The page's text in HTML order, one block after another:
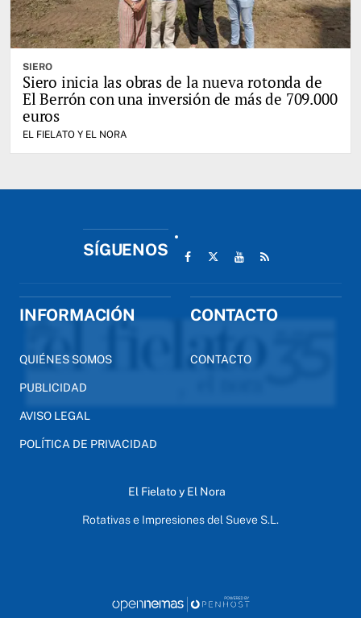
SIERO
Siero inicia las obras de la nueva rotonda de
El Berrón con una inversión de más de 709.000
euros
EL FIELATO Y EL NORA
SÍGUENOS
INFORMACIÓN
QUIÉNES SOMOS
PUBLICIDAD
AVISO LEGAL
POLÍTICA DE PRIVACIDAD
CONTACTO
CONTACTO
El Fielato y El Nora
Rotativas e Impresiones del Sueve S.L.